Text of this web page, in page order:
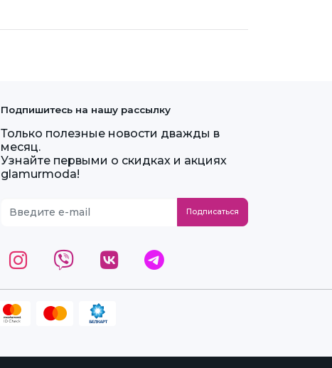
Подпишитесь на нашу рассылку
Только полезные новости дважды в
месяц.
Узнайте первыми о скидках и акциях
glamurmoda!